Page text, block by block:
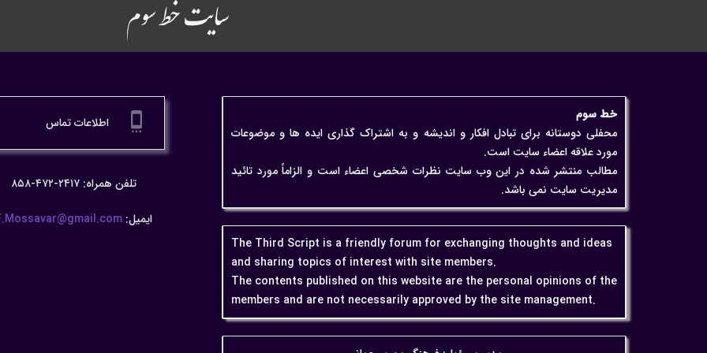
سایت خط سوم
خط سوم
محفلی دوستانه برای تبادل افکار و اندیشه و به اشتراک گذاری ایده ها و موضوعات
مورد علاقه اعضاء سایت است.
مطالب منتشر شده در این وب سایت نظرات شخصی اعضاء است و الزاماً مورد تائید
مدیریت سایت نمی باشد.
The Third Script is a friendly forum for exchanging thoughts and ideas
and sharing topics of interest with site members.
The contents published on this website are the personal opinions of the
members and are not necessarily approved by the site management.
settings_cell اطلاعات تماس
تلفن همراه: ۲۴۱۷-۴۷۲-۸۵۸
ایمیل: